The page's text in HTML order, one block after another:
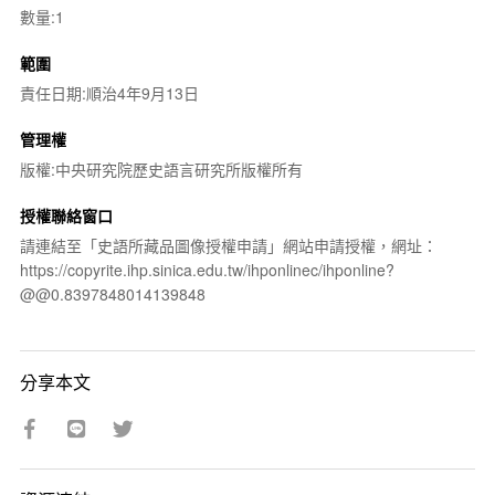
數量:1
範圍
責任日期:順治4年9月13日
管理權
版權:中央研究院歷史語言研究所版權所有
授權聯絡窗口
請連結至「史語所藏品圖像授權申請」網站申請授權，網址：
https://copyrite.ihp.sinica.edu.tw/ihponlinec/ihponline?
@@0.8397848014139848
分享本文